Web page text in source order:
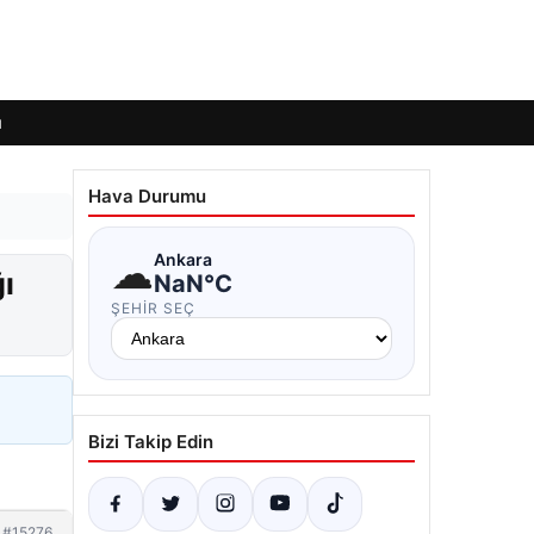
Hava Durumu
☁Ankara
NaN°C
ŞEHIR SEÇ
Bizi Takip Edin